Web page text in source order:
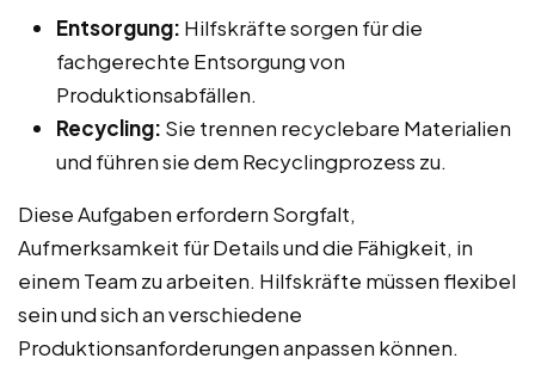
Entsorgung: Hilfskräfte sorgen für die
fachgerechte Entsorgung von
Produktionsabfällen.
Recycling: Sie trennen recyclebare Materialien
und führen sie dem Recyclingprozess zu.
Diese Aufgaben erfordern Sorgfalt,
Aufmerksamkeit für Details und die Fähigkeit, in
einem Team zu arbeiten. Hilfskräfte müssen flexibel
sein und sich an verschiedene
Produktionsanforderungen anpassen können.